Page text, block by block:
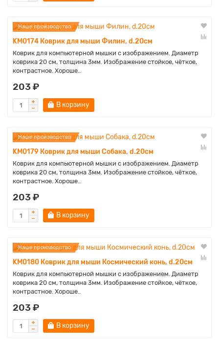
Наше производство
KM0174 Коврик для мыши Филин, d.20см
Коврик для компьютерной мышки с изображением. Диаметр
коврика 20 см, толщина 3мм. Изображение стойкое, чёткое,
контрастное. Хороше..
203 ₽
В корзину
Наше производство
KM0179 Коврик для мыши Собака, d.20см
Коврик для компьютерной мышки с изображением. Диаметр
коврика 20 см, толщина 3мм. Изображение стойкое, чёткое,
контрастное. Хороше..
203 ₽
В корзину
Наше производство
KM0180 Коврик для мыши Космический конь, d.20см
Коврик для компьютерной мышки с изображением. Диаметр
коврика 20 см, толщина 3мм. Изображение стойкое, чёткое,
контрастное. Хороше..
203 ₽
В корзину